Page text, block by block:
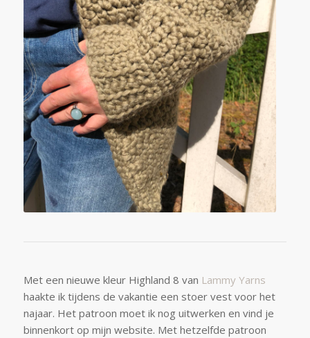
Met een nieuwe kleur Highland 8 van Lammy Yarns
haakte ik tijdens de vakantie een stoer vest voor het
najaar. Het patroon moet ik nog uitwerken en vind je
binnenkort op mijn website. Met hetzelfde patroon